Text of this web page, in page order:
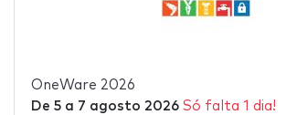
OneWare 2026
De 5a 7 agosto 2026 Só falta 1 dia!